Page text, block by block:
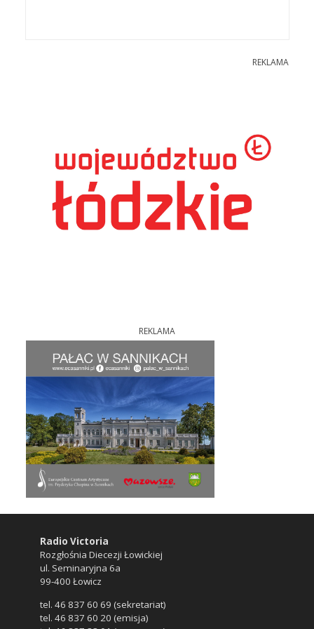
REKLAMA
REKLAMA
Radio Victoria
Rozgłośnia Diecezji Łowickiej
ul. Seminaryjna 6a
99-400 Łowicz
tel. 46 837 60 69 (sekretariat)
tel. 46 837 60 20 (emisja)